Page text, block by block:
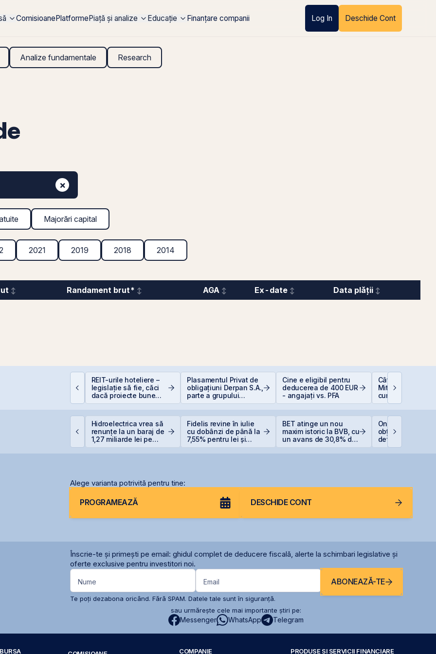
ComisioanePlatformePiață și analize Educație Finanțare companii Log In Deschide Cont
Analize fundamentale Research
×
Majorări capital
2021 2019 2018 2014
Randament brut* AGA Ex-date Data plății
REIT-urile hoteliere –
legislație să fie, căci
dacă proiecte bune
sunt și banii se găsesc
Plasamentul Privat de
obligațiuni Derpan S.A.,
parte a grupului
Golden Foods Snacks,
Cine e eligibil pentru
deducerea de 400 EUR
- angajați vs. PFA
Cât de sigură e
Mituri, riscuri
cum să investești
inteligent
Hidroelectrica vrea să
renunțe la un baraj de
1,27 miliarde lei pe
Fidelis revine în iulie
cu dobânzi de până la
7,55% pentru lei și
BET atinge un nou
maxim istoric la BVB, cu
un avans de 30,8% de
One United
obține o hotărâre
definitivă
pentru One
Alege varianta potrivită pentru tine:
PROGRAMEAZĂ DESCHIDE CONT
Înscrie-te și primești pe email: ghidul complet de deducere fiscală, alerte la schimbari legislative și
oferte exclusive pentru investitori noi.
Nume Email ABONEAZĂ-TE
Te poți dezabona oricând. Fără SPAM. Datele tale sunt în siguranță.
sau urmărește cele mai importante știri pe:
Messenger WhatsApp Telegram
COMPANIE PRODUSE ȘI SERVICII FINANCIARE